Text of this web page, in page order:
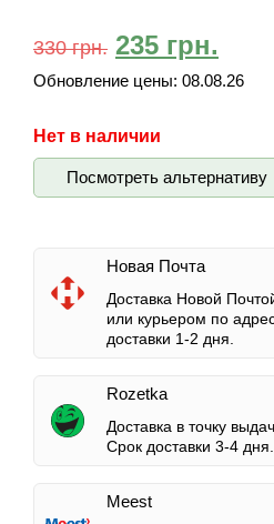
330грн. 235 грн.
Обновление цены: 08.08.26
Нет в наличии
Посмотреть альтернативу
Новая Почта
Доставка Новой
или курьером по
доставки 1-2 дня.
Rozetka
Доставка в точку
Срок доставки 3-4 дня.
Meest